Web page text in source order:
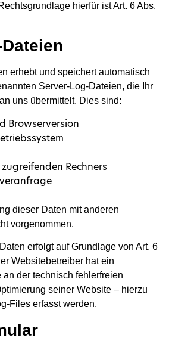
hierfür ist Art. 6 Abs.
erhebt und speichert automatisch
Server-Log-Dateien, die Ihr
uns übermittelt. Dies sind:
Browserversion
Rechners
dieser Daten mit anderen
vorgenommen.
erfolgt auf Grundlage von Art. 6
Websitebetreiber hat ein
an der technisch fehlerfreien
seiner Website – hierzu
Files erfasst werden.